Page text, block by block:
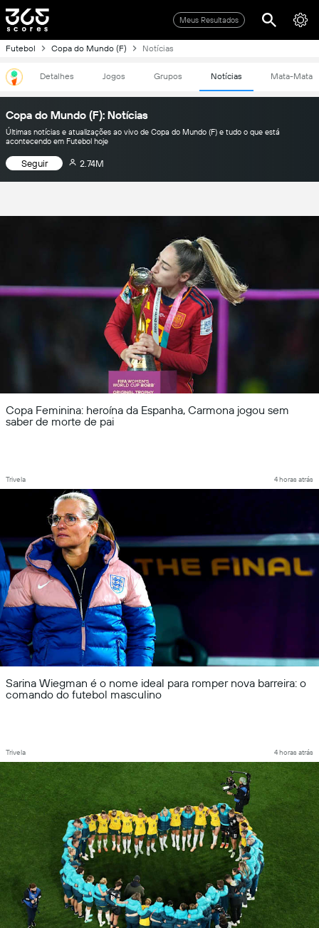
Meus Resultados
Futebol Copa do Mundo (F) Notícias
Detalhes Jogos Grupos Notícias Mata-Mata
Copa do Mundo (F): Notícias
Últimas notícias e atualizações ao vivo de Copa do Mundo (F) e tudo o que está
acontecendo em Futebol hoje
Seguir 2.74M
Copa Feminina: heroína da Espanha, Carmona jogou sem
saber de morte de pai
Trivela 4 horas atrás
Sarina Wiegman é o nome ideal para romper nova barreira: o
comando do futebol masculino
Trivela 4 horas atrás